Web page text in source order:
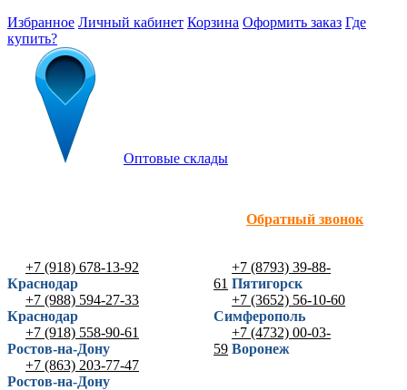
Избранное Личный кабинет Корзина Оформить заказ Где
купить?
Оптовые склады
Обратный звонок
+7 (918) 678-13-92
Краснодар
+7 (988) 594-27-33
Краснодар
+7 (918) 558-90-61
Ростов-на-Дону
+7 (863) 203-77-47
Ростов-на-Дону
+7 (8793) 39-88-
61 Пятигорск
+7 (3652) 56-10-60
Симферополь
+7 (4732) 00-03-
59 Воронеж